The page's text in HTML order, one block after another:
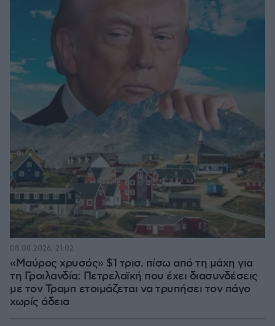
«Μαύρος χρυσός» $1 τρισ. πίσω από τη μάχη για
τη Γροιλανδία: Πετρελαϊκή που έχει διασυνδέσεις
με τον Τραμπ ετοιμάζεται να τρυπήσει τον πάγο
χωρίς άδεια
08.08.2026, 21:02